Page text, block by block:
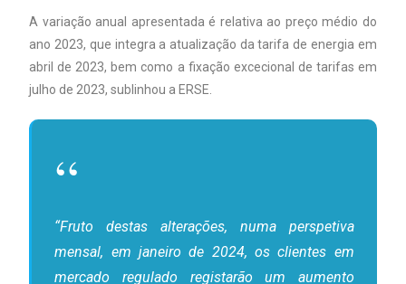
A variação anual apresentada é relativa ao preço médio do
ano 2023, que integra a atualização da tarifa de energia em
abril de 2023, bem como a fixação excecional de tarifas em
julho de 2023, sublinhou a ERSE.
“Fruto destas alterações, numa perspetiva
mensal, em janeiro de 2024, os clientes em
mercado regulado registarão um aumento